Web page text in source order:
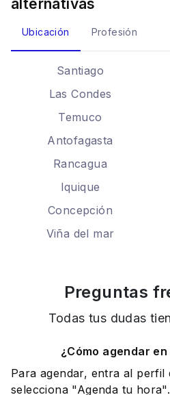
alternativas
Ubicación Profesión
Santiago
Las Condes
Temuco
Antofagasta
Rancagua
Iquique
Concepción
Viña del mar
Preguntas
Todas tus dudas
¿Cómo agendar
Para agendar, entra al perfil
selecciona "Agenda tu